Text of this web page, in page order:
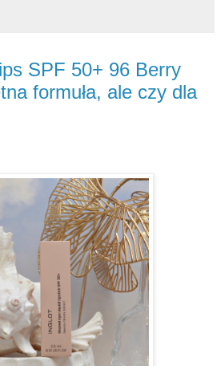
SPF 50+ 96 Berry
formuła, ale czy dla